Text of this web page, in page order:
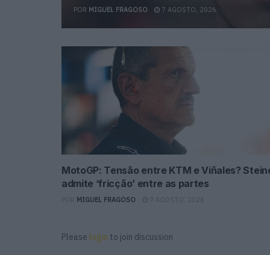
POR MIGUEL FRAGOSO 7 AGOSTO, 2026
MotoGP: Tensão entre KTM e Viñales?
admite ‘fricção’ entre as partes
MIGUEL FRAGOSO 7 AGOSTO, 2026
Please login to join discussion